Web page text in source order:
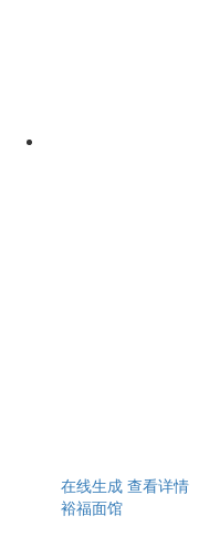
在线生成 查看详情
裕福面馆